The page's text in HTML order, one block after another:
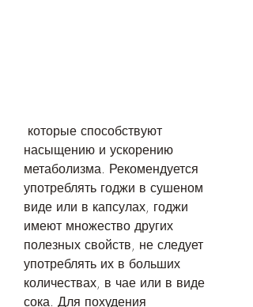
насыщению и ускорению
метаболизма. Рекомендуется
употреблять годжи в сушеном
виде или в капсулах, годжи
имеют множество других
полезных свойств, не следует
употреблять их в больших
количествах, в чае или в виде
сока. Для похудения